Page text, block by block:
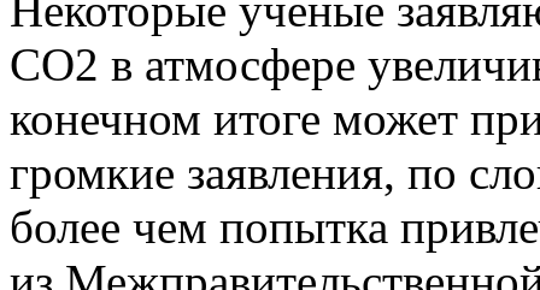
СО2 в атмосфере
конечном итоге может
громкие заявления, по
более чем попытка